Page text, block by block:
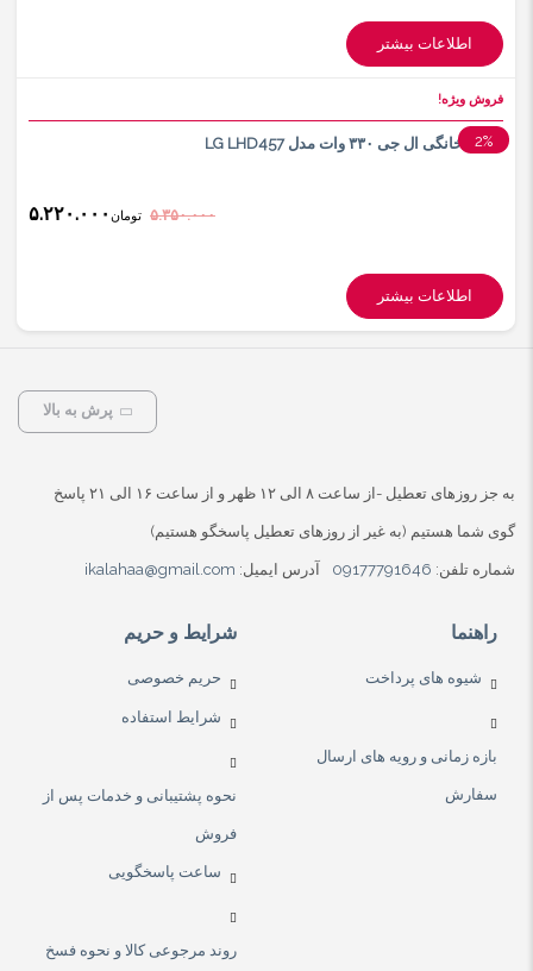
اطلاعات بیشتر
فروش ویژه!
سینما خانگی ال جی ۳۳۰ وات مدل LG LHD457
2%
۵.۳۵۰.۰۰۰ تومان ۵.۲۲۰.۰۰۰
اطلاعات بیشتر
پرش به بالا
به جز روزهای تعطیل -از ساعت ۸ الی ۱۲ ظهر و از ساعت ۱۶ الی ۲۱ پاسخ
گوی شما هستیم (به غیر از روزهای تعطیل پاسخگو هستیم)
شماره تلفن: 09177791646 آدرس ایمیل: ikalahaa@gmail.com
راهنما
شیوه های پرداخت
بازه زمانی و رویه های ارسال
سفارش
شرایط و حریم
حریم خصوصی
شرایط استفاده
نحوه پشتیبانی و خدمات پس از
فروش
ساعت پاسخگویی
روند مرجوعی کالا و نحوه فسخ